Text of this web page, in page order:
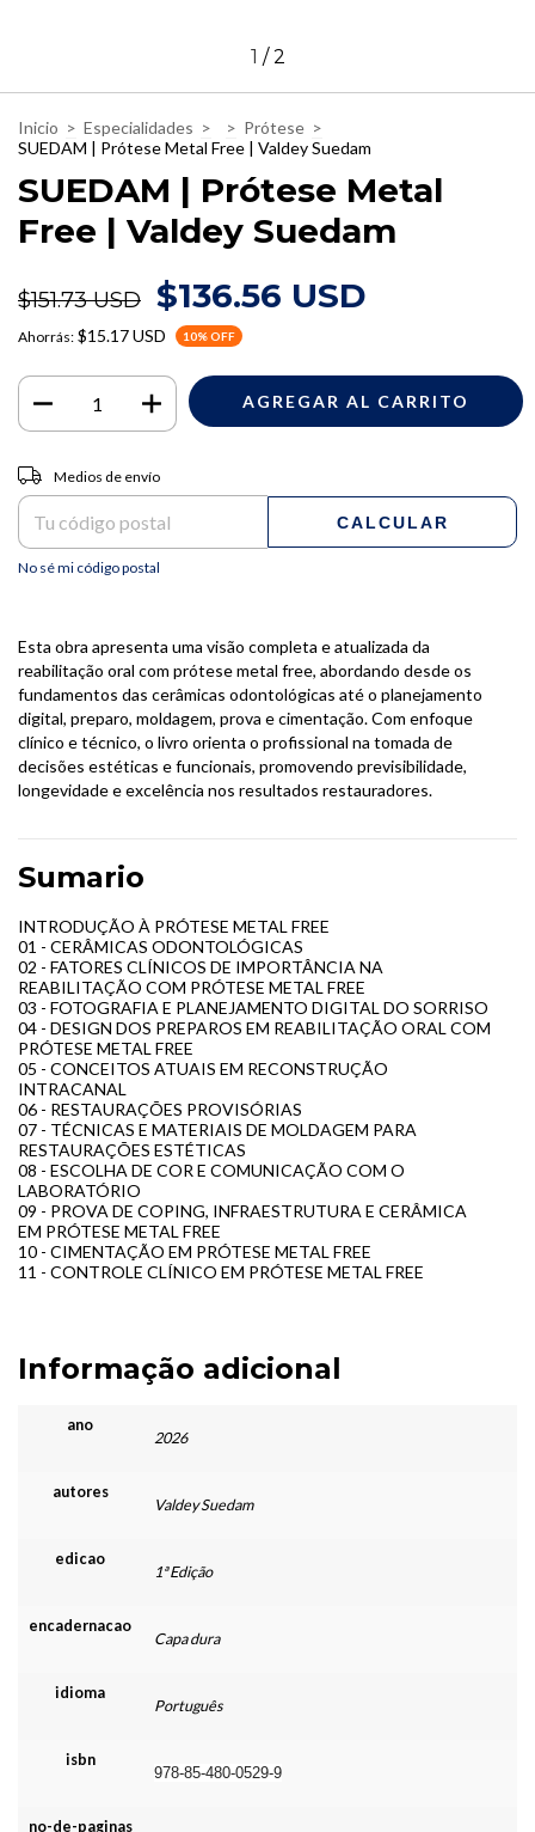
1 /2
Inicio > Especialidades > > Prótese >
SUEDAM | Prótese Metal Free | Valdey Suedam
SUEDAM | Prótese Metal
Free | Valdey Suedam
$151.73 USD $136.56 USD
Ahorrás: $15.17 USD 10% OFF
Entregas para el CP:
Medios de envío
CALCULAR
No sé mi código postal
Esta obra apresenta uma visão completa e atualizada da
reabilitação oral com prótese metal free, abordando desde os
fundamentos das cerâmicas odontológicas até o planejamento
digital, preparo, moldagem, prova e cimentação. Com enfoque
clínico e técnico, o livro orienta o profissional na tomada de
decisões estéticas e funcionais, promovendo previsibilidade,
longevidade e excelência nos resultados restauradores.
Sumario
INTRODUÇÃO À PRÓTESE METAL FREE
01 - CERÂMICAS ODONTOLÓGICAS
02 - FATORES CLÍNICOS DE IMPORTÂNCIA NA
REABILITAÇÃO COM PRÓTESE METAL FREE
03 - FOTOGRAFIA E PLANEJAMENTO DIGITAL DO SORRISO
04 - DESIGN DOS PREPAROS EM REABILITAÇÃO ORAL COM
PRÓTESE METAL FREE
05 - CONCEITOS ATUAIS EM RECONSTRUÇÃO
INTRACANAL
06 - RESTAURAÇÕES PROVISÓRIAS
07 - TÉCNICAS E MATERIAIS DE MOLDAGEM PARA
RESTAURAÇÕES ESTÉTICAS
08 - ESCOLHA DE COR E COMUNICAÇÃO COM O
LABORATÓRIO
09 - PROVA DE COPING, INFRAESTRUTURA E CERÂMICA
EM PRÓTESE METAL FREE
10 - CIMENTAÇÃO EM PRÓTESE METAL FREE
11 - CONTROLE CLÍNICO EM PRÓTESE METAL FREE
Informação adicional
ano
2026
autores
Valdey Suedam
edicao
1ª Edição
encadernacao
Capa dura
idioma
Português
isbn
978-85-480-0529-9
no-de-paginas